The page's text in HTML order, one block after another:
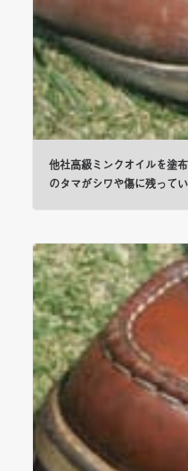
他社高級ミンクオイルを塗
のタマがシワや傷に残ってい